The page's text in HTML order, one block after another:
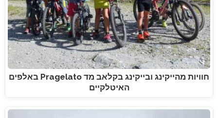
חוויות מהייקינג ובייקינג בקלאב מד Pragelato באלפים
האיטלקיים